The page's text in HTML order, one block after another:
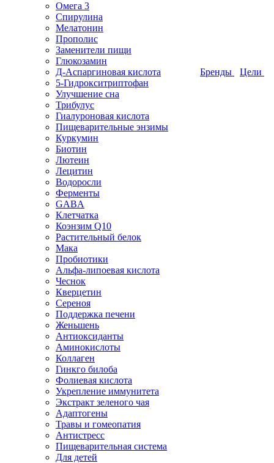
Омега 3
Спирулина
Мелатонин
Прополис
Заменители пищи
Глюкозамин
Д-Аспаргиновая кислота
5-Гидрокситриптофан
Улучшение сна
Трибулус
Гиалуроновая кислота
Пищеварительные энзимы
Куркумин
Биотин
Лютеин
Лецитин
Водоросли
Ферменты
GABA
Клетчатка
Коэнзим Q10
Растительный белок
Мака
Пробиотики
Альфа-липоевая кислота
Чеснок
Кверцетин
Сереноя
Поддержка печени
Женьшень
Антиоксиданты
Аминокислоты
Коллаген
Гинкго билоба
Фолиевая кислота
Укрепление иммунитета
Экстракт зеленого чая
Адаптогены
Травы и гомеопатия
Антистресс
Пищеварительная система
Для детей
Бренды Цели